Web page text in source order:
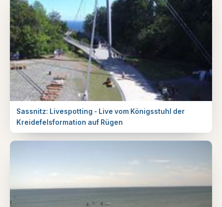
Sassnitz: Livespotting - Live vom Königsstuhl der
Kreidefelsformation auf Rügen